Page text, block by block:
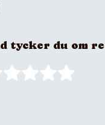
tycker du om